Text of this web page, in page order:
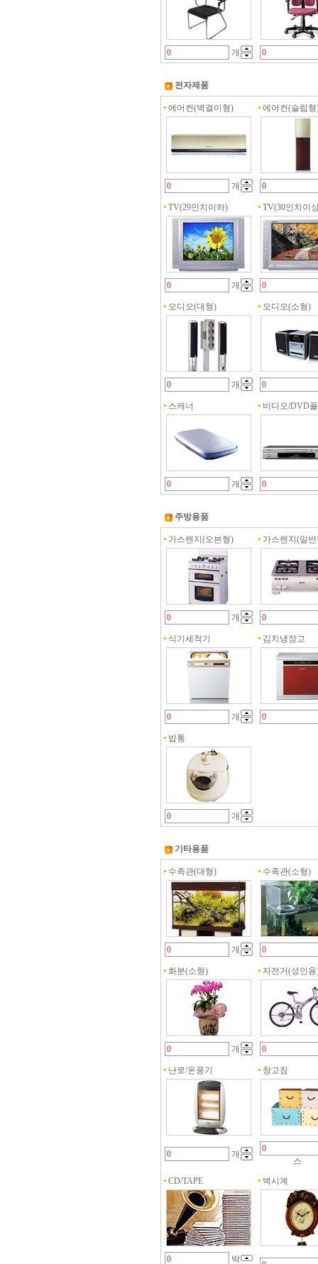
개
전자제품
에어컨(벽걸이형) 에어컨(슬립형
개
TV(29인치이하) TV(30인치이
개
오디오(대형) 오디오(소형)
개
스캐너 비디오/DVD
개
주방용품
가스렌지(오븐형) 가스렌지(일
개
식기세척기 김치냉장고
개
밥통
개
기타용품
수족관(대형) 수족관(소형)
개
화분(소형) 자전거(성인용
개
난로/온풍기 창고짐
개
스
CD/TAPE
벽시계
박